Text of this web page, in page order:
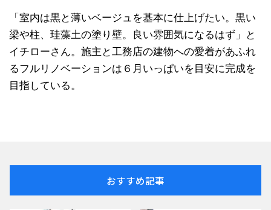
「室内は黒と薄いベージュを基本に仕上げたい。黒い
梁や柱、珪藻土の塗り壁。良い雰囲気になるはず」と
イチローさん。施主と工務店の建物への愛着があふれ
るフルリノベーションは６月いっぱいを目安に完成を
目指している。
おすすめ記事